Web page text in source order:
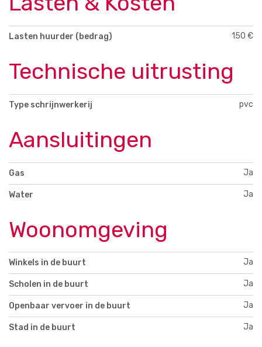
Lasten huurder (bedrag) 150 €
Technische uitrusting
Type schrijnwerkerij pvc
Aansluitingen
Gas Ja
Water Ja
Woonomgeving
Winkels in de buurt Ja
Scholen in de buurt Ja
Openbaar vervoer in de buurt Ja
Stad in de buurt Ja